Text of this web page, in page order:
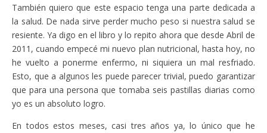
También quiero que este espacio tenga una parte dedicada a
la salud. De nada sirve perder mucho peso si nuestra salud se
resiente. Ya digo en el libro y lo repito ahora que desde Abril de
2011, cuando empecé mi nuevo plan nutricional, hasta hoy, no
he vuelto a ponerme enfermo, ni siquiera un mal resfriado.
Esto, que a algunos les puede parecer trivial, puedo garantizar
que para una persona que tomaba seis pastillas diarias como
yo es un absoluto logro.
En todos estos meses, casi tres años ya, lo único que he